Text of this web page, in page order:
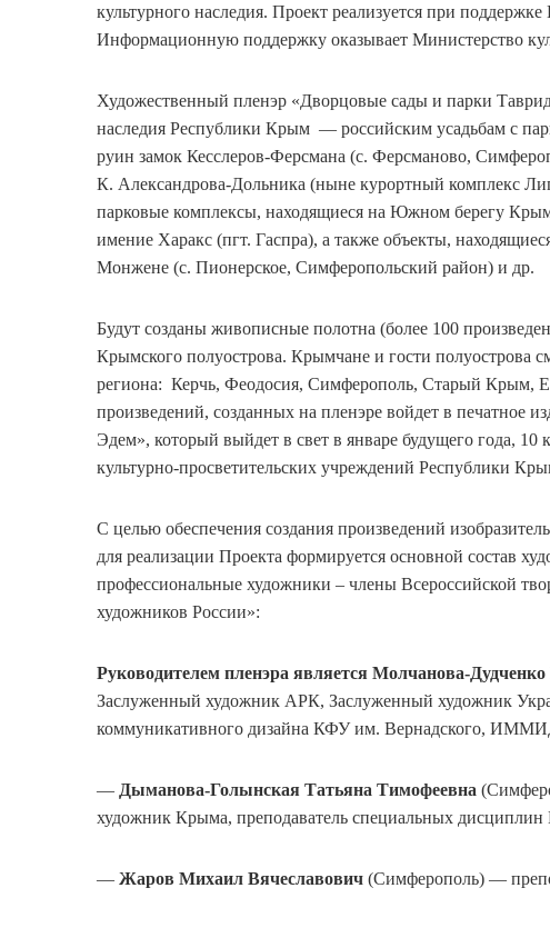
культурного наследия. Проект реализуется при
Информационную поддержку оказывает Министерство
Художественный пленэр «Дворцовые сады и парки
наследия Республики Крым — российским усадьбам с
руин замок Кесслеров-Ферсмана (с. Ферсманово,
К. Александрова-Дольника (ныне курортный комплекс
парковые комплексы, находящиеся на Южном берегу
имение Харакс (пгт. Гаспра), а также объекты,
Монжене (с. Пионерское, Симферопольский район) и др.
Будут созданы живописные полотна (более 100
Крымского полуострова. Крымчане и гости полуострова
региона: Керчь, Феодосия, Симферополь, Старый Крым,
произведений, созданных на пленэре войдет в печатное
Эдем», который выйдет в свет в январе будущего года,
культурно-просветительских учреждений Республики
С целью обеспечения создания произведений
для реализации Проекта формируется основной состав
профессиональные художники – члены Всероссийской
художников России»:
Руководителем пленэра является Молчанова-Дудченко
Заслуженный художник АРК, Заслуженный художник
коммуникативного дизайна КФУ им. Вернадского,
— Дыманова-Голынская Татьяна Тимофеевна
художник Крыма, преподаватель специальных
— Жаров Михаил Вячеславович (Симферополь) —